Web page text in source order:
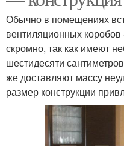
Обычно в помещениях
вентиляционных
скромно, так как имеют
шестидесяти
же доставляют массу
размер конструкции